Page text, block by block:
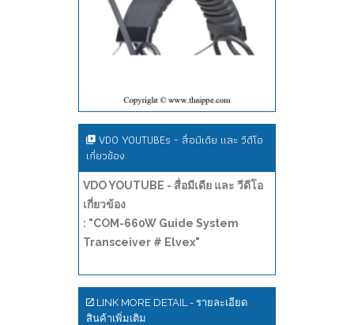
VDO YOUTUBEs - สื่อมีเดีย และ วีดีโอ
เกี่ยวข้อง
VDO YOUTUBE - สื่อมีเดีย และ วีดีโอ
เกี่ยวข้อง
: "COM-660W Guide System
Transceiver # Elvex"
LINK MORE DETAIL - รายละเอียด
สินค้าเพิ่มเติม